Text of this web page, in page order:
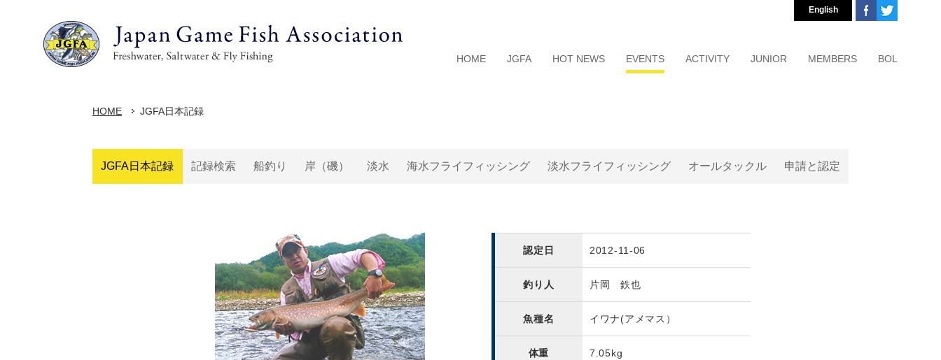
HOME JGFA HOT NEWS EVENTS ACTIVITY JUNIOR MEMBERS BOL
English
HOME JGFA日本記録
JGFA日本記録 記録検索 船釣り 岸（磯） 淡水 海水フライフィッシング 淡水フライフィッシング オールタックル 申請と認定
認定日 2012-11-06
釣り人 片岡 鉄也
魚種名 イワナ(アメマス）
体重 7.05kg